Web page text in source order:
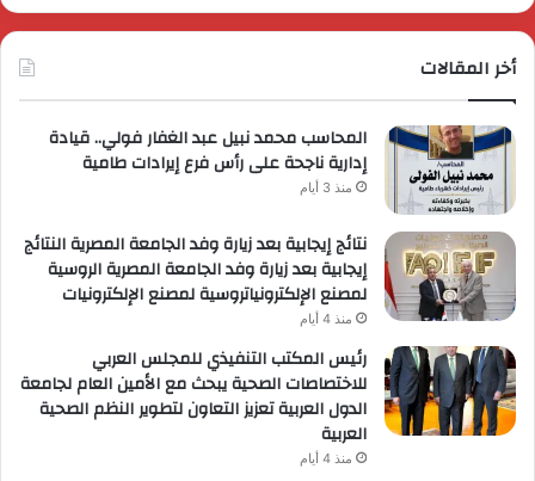
أخر المقالات
المحاسب محمد نبيل عبد الغفار فولي.. قيادة
إدارية ناجحة على رأس فرع إيرادات طامية
منذ 3 أيام
نتائج إيجابية بعد زيارة وفد الجامعة المصرية النتائج
إيجابية بعد زيارة وفد الجامعة المصرية الروسية
لمصنع الإلكترونياتروسية لمصنع الإلكترونيات
منذ 4 أيام
رئيس المكتب التنفيذي للمجلس العربي
للاختصاصات الصحية يبحث مع الأمين العام لجامعة
الدول العربية تعزيز التعاون لتطوير النظم الصحية
العربية
منذ 4 أيام